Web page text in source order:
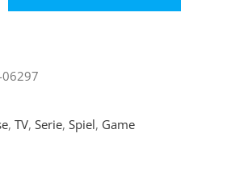
06297
, TV, Serie, Spiel, Game